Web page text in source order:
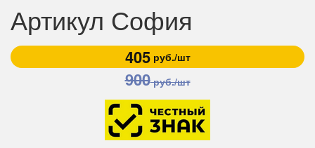
Артикул София
405руб./шт
900руб./шт